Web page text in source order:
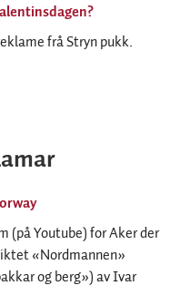
frå Stryn pukk.
(på Youtube) for Aker der
«Nordmannen»
og berg») av Ivar